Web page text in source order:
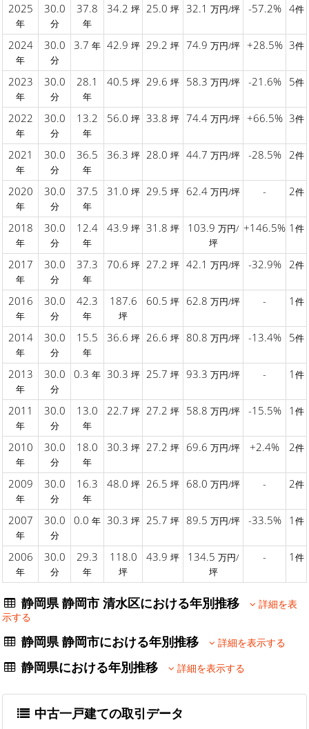
2025
年
30.0
分
37.8
年
34.2 坪 25.0 坪 32.1 万円/坪 -57.2% 4件
2024
年
30.0
分
3.7 年 42.9 坪 29.2 坪 74.9 万円/坪 +28.5% 3件
2023
年
30.0
分
28.1
年
40.5 坪 29.6 坪 58.3 万円/坪 -21.6% 5件
2022
年
30.0
分
13.2
年
56.0 坪 33.8 坪 74.4 万円/坪 +66.5% 3件
2021
年
30.0
分
36.5
年
36.3 坪 28.0 坪 44.7 万円/坪 -28.5% 2件
2020
年
30.0
分
37.5
年
31.0 坪 29.5 坪 62.4 万円/坪 - 2件
2018
年
30.0
分
12.4
年
43.9 坪 31.8 坪 103.9 万円/
坪
+146.5% 1 件
2017
年
30.0
分
37.3
年
70.6 坪 27.2 坪 42.1 万円/坪 -32.9% 2件
2016
年
30.0
分
42.3
年
187.6
坪
60.5 坪 62.8 万円/坪 - 1 件
2014
年
30.0
分
15.5
年
36.6 坪 26.6 坪 80.8 万円/坪 -13.4% 5件
2013
年
30.0
分
0.3 年 30.3 坪 25.7 坪 93.3 万円/坪 - 1 件
2011
年
30.0
分
13.0
年
22.7 坪 27.2 坪 58.8 万円/坪 -15.5% 1 件
2010
年
30.0
分
18.0
年
30.3 坪 27.2 坪 69.6 万円/坪 +2.4% 2件
2009
年
30.0
分
16.3
年
48.0 坪 26.5 坪 68.0 万円/坪 - 2件
2007
年
30.0
分
0.0 年 30.3 坪 25.7 坪 89.5 万円/坪 -33.5% 1 件
2006
年
30.0
分
29.3
年
118.0
坪
43.9 坪 134.5 万円/
坪
- 1 件
静岡県 静岡市 清水区における年別推移
詳細を表
示する
静岡県 静岡市における年別推移 詳細を表示する
静岡県における年別推移 詳細を表示する
中古一戸建ての取引データ